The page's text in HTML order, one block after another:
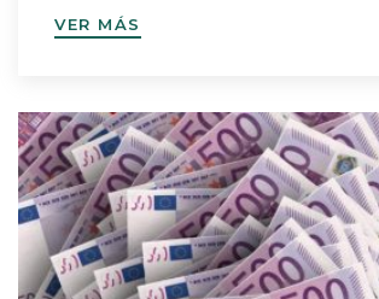
siempre es obligatoria, la auditoría
pública o por propia voluntad de
Fundaciones de ámbito estatal:
VER MÁS